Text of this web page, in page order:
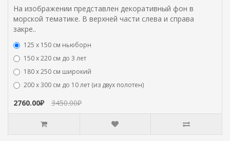
На изображении представлен декоративный фон в
морской тематике. В верхней части слева и справа
закре..
125 x 150 см ньюборн
150 х 220 см до 3 лет
180 х 250 см широкий
200 х 300 см до 10 лет (из двух полотен)
2760.00₽ 3450.00₽